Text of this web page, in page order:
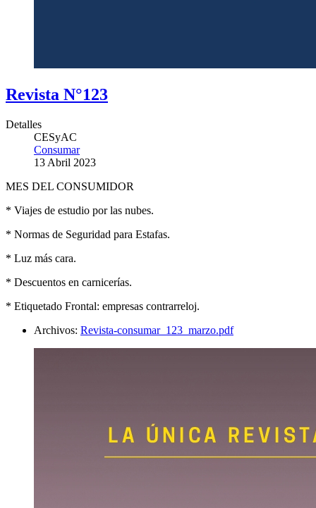
Revista N°123
Detalles
CESyAC
Consumar
13 Abril 2023
MES DEL CONSUMIDOR
* Viajes de estudio por las nubes.
* Normas de Seguridad para Estafas.
* Luz más cara.
* Descuentos en carnicerías.
* Etiquetado Frontal: empresas contrarreloj.
Archivos: Revista-consumar_123_marzo.pdf